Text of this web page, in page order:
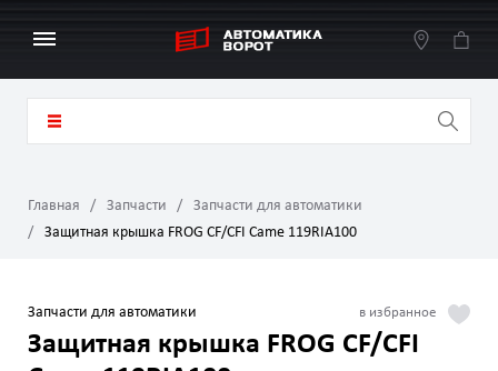
Главная Запчасти
Запчасти для автоматики
Защитная крышка FROG CF/CFI Came 119RIA100
Запчасти для автоматики
Защитная крышка FROG CF/CFI